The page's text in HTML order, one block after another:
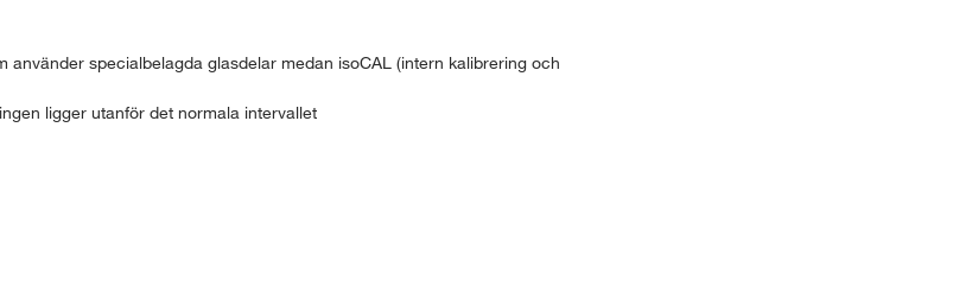
specialbelagda glasdelar medan isoCAL (intern kalibrering och
ligger utanför det normala intervallet